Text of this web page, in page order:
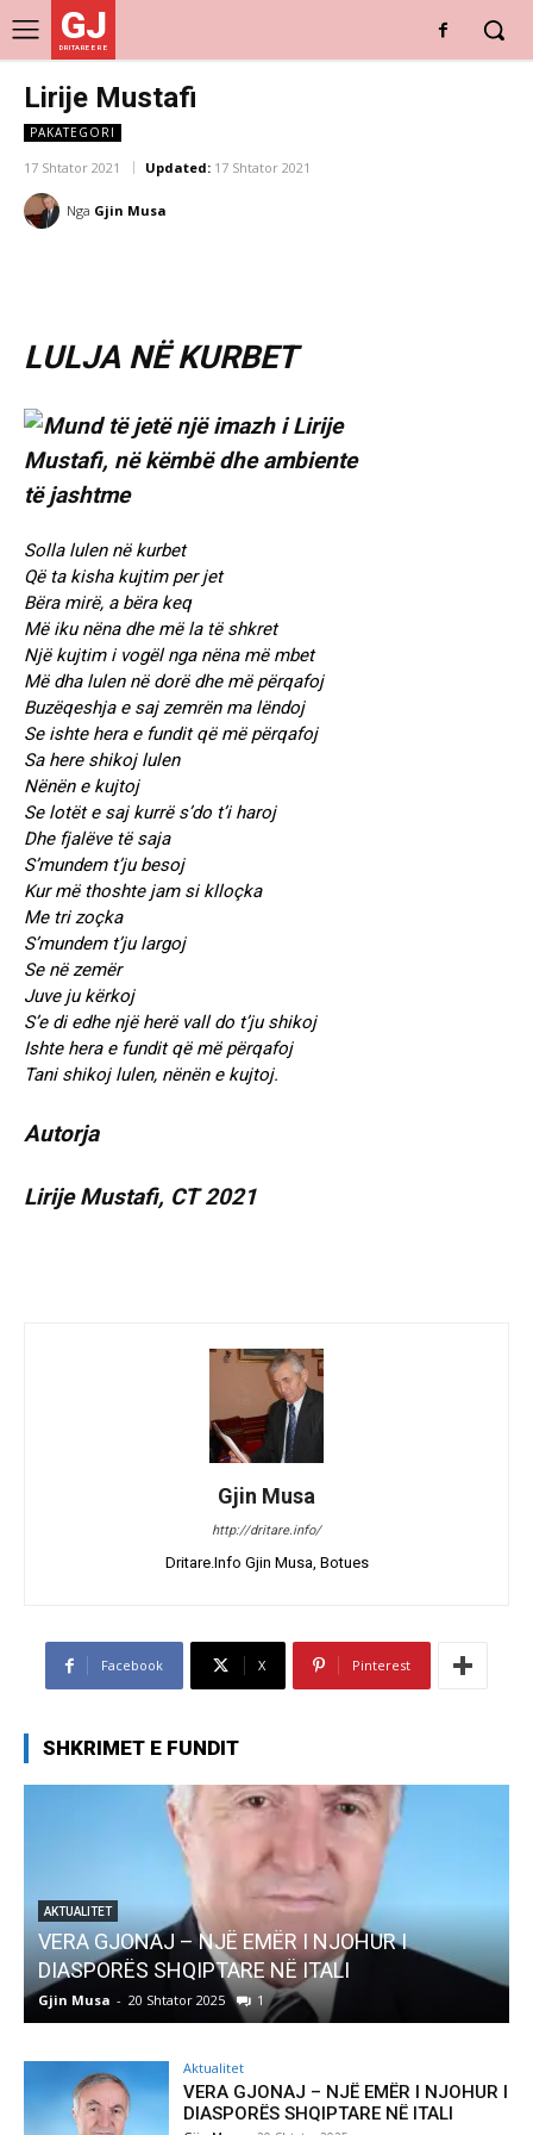
GJ
DRITARE E RE
Lirije Mustafi
PAKATEGORI
17 Shtator 2021 Updated: 17 Shtator 2021
Nga Gjin Musa
LULJA NË KURBET
Solla lulen në kurbet
Që ta kisha kujtim per jet
Bëra mirë, a bëra keq
Më iku nëna dhe më la të shkret
Një kujtim i vogël nga nëna më mbet
Më dha lulen në dorë dhe më përqafoj
Buzëqeshja e saj zemrën ma lëndoj
Se ishte hera e fundit që më përqafoj
Sa here shikoj lulen
Nënën e kujtoj
Se lotët e saj kurrë s’do t’i haroj
Dhe fjalëve të saja
S’mundem t’ju besoj
Kur më thoshte jam si klloçka
Me tri zoçka
S’mundem t’ju largoj
Se në zemër
Juve ju kërkoj
S’e di edhe një herë vall do t’ju shikoj
Ishte hera e fundit që më përqafoj
Tani shikoj lulen, nënën e kujtoj.
Autorja
Lirije Mustafi, CT 2021
Gjin Musa
http://dritare.info/
Dritare.Info Gjin Musa, Botues
Facebook X Pinterest
SHKRIMET E FUNDIT
I NJOHUR I
NË ITALI
AKTUALITET
Pregaditi Gjin Musa-Rome-
Gjin Musa
Aktualitet
VERA GJONAJ – NJË EMËR I NJOHUR I
DIASPORËS SHQIPTARE NË ITALI